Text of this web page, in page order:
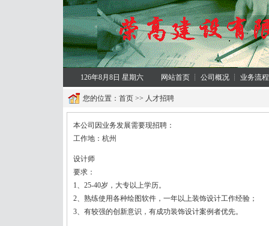
126年8月8日 星期六 网站首页 ┊ 公司概况 ┊ 业务流程
您的位置： 首页 >> 人才招聘
本公司因业务发展需要现招聘：
工作地：杭州
设计师
要求：
1、25-40岁，大专以上学历。
2、熟练使用各种绘图软件，一年以上装饰设计工作经验；
3、有较强的创新意识，有成功装饰设计案例者优先。